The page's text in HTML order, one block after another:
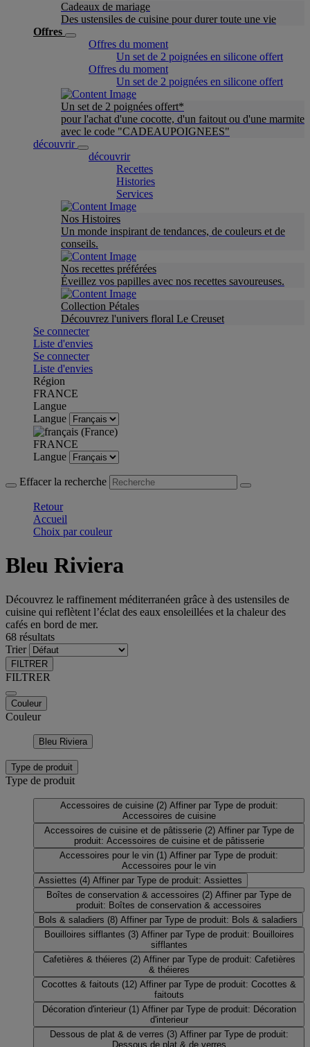
Cadeaux de mariage
Des ustensiles de cuisine pour durer toute une vie
Offres
Offres du moment
Un set de 2 poignées en silicone offert
Offres du moment
Un set de 2 poignées en silicone offert
Un set de 2 poignées offert*
pour l'achat d'une cocotte, d'un faitout ou d'une marmite
avec le code "CADEAUPOIGNEES"
découvrir
découvrir
Recettes
Histories
Services
Nos Histoires
Un monde inspirant de tendances, de couleurs et de
conseils.
Nos recettes préférées
Éveillez vos papilles avec nos recettes savoureuses.
Collection Pétales
Découvrez l'univers floral Le Creuset
Se connecter
Liste d'envies
Se connecter
Liste d'envies
Région
FRANCE
Langue
Langue
FRANCE
Langue
Effacer la recherche
Retour
Accueil
Choix par couleur
Bleu Riviera
Découvrez le raffinement méditerranéen grâce à des ustensiles de
cuisine qui reflètent l’éclat des eaux ensoleillées et la chaleur des
cafés en bord de mer.
68 résultats
Trier
FILTRER
FILTRER
Couleur
Couleur
Bleu Riviera
Type de produit
Type de produit
Accessoires de cuisine (2) Affiner par Type de produit:
Accessoires de cuisine
Accessoires de cuisine et de pâtisserie (2) Affiner par Type de
produit: Accessoires de cuisine et de pâtisserie
Accessoires pour le vin (1) Affiner par Type de produit:
Accessoires pour le vin
Assiettes (4) Affiner par Type de produit: Assiettes
Boîtes de conservation & accessoires (2) Affiner par Type de
produit: Boîtes de conservation & accessoires
Bols & saladiers (8) Affiner par Type de produit: Bols & saladiers
Bouilloires sifflantes (3) Affiner par Type de produit: Bouilloires
sifflantes
Cafetières & théieres (2) Affiner par Type de produit: Cafetières
& théieres
Cocottes & faitouts (12) Affiner par Type de produit: Cocottes &
faitouts
Décoration d'interieur (1) Affiner par Type de produit: Décoration
d'interieur
Dessous de plat & de verres (3) Affiner par Type de produit:
Dessous de plat & de verres